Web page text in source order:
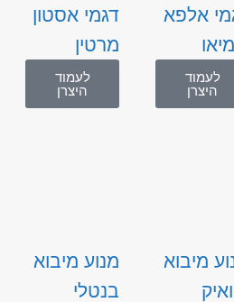
אלפא
לעמוד
היצרן
דגמי אסטון
מרטין
לעמוד
היצרן
מיבוא
מנוע מיבוא
בנטלי